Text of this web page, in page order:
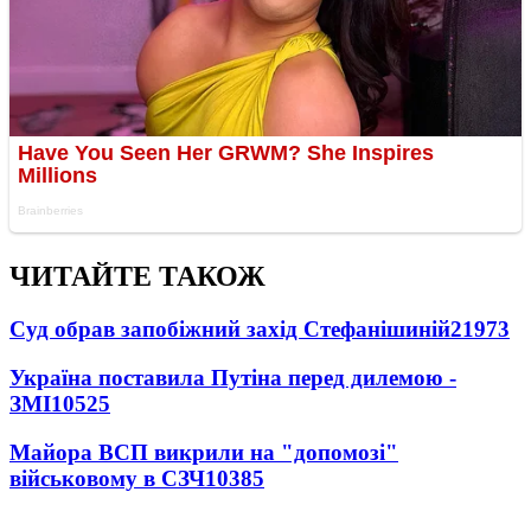
ЧИТАЙТЕ ТАКОЖ
Суд обрав запобіжний захід Стефанішиній21973
Україна поставила Путіна перед дилемою -
ЗМІ10525
Майора ВСП викрили на "допомозі"
військовому в СЗЧ10385